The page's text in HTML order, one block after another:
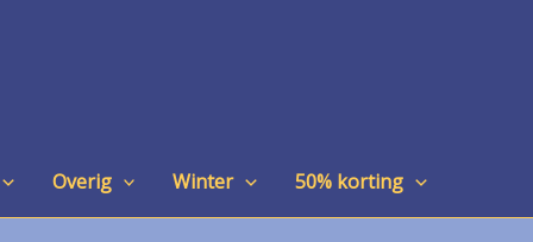
Overig Winter 50% korting